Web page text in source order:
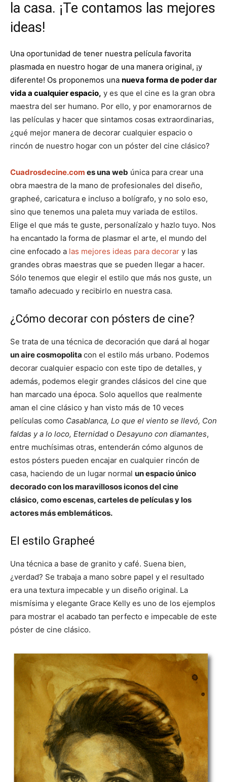
la casa. ¡Te contamos las mejores
ideas!
Una oportunidad de tener nuestra película favorita
plasmada en nuestro hogar de una manera original, ¡y
diferente! Os proponemos una nueva forma de poder dar
vida a cualquier espacio, y es que el cine es la gran obra
maestra del ser humano. Por ello, y por enamorarnos de
las películas y hacer que sintamos cosas extraordinarias,
¿qué mejor manera de decorar cualquier espacio o
rincón de nuestro hogar con un póster del cine clásico?
Cuadrosdecine.com es una web única para crear una
obra maestra de la mano de profesionales del diseño,
grapheé, caricatura e incluso a bolígrafo, y no solo eso,
sino que tenemos una paleta muy variada de estilos.
Elige el que más te guste, personalízalo y hazlo tuyo. Nos
ha encantado la forma de plasmar el arte, el mundo del
cine enfocado a las mejores ideas para decorar y las
grandes obras maestras que se pueden llegar a hacer.
Sólo tenemos que elegir el estilo que más nos guste, un
tamaño adecuado y recibirlo en nuestra casa.
¿Cómo decorar con pósters de cine?
Se trata de una técnica de decoración que dará al hogar
un aire cosmopolita con el estilo más urbano. Podemos
decorar cualquier espacio con este tipo de detalles, y
además, podemos elegir grandes clásicos del cine que
han marcado una época. Solo aquellos que realmente
aman el cine clásico y han visto más de 10 veces
películas como Casablanca, Lo que el viento se llevó, Con
faldas y a lo loco, Eternidad o Desayuno con diamantes,
entre muchísimas otras, entenderán cómo algunos de
estos pósters pueden encajar en cualquier rincón de
casa, haciendo de un lugar normal un espacio único
decorado con los maravillosos iconos del cine
clásico, como escenas, carteles de películas y los
actores más emblemáticos.
El estilo Grapheé
Una técnica a base de granito y café. Suena bien,
¿verdad? Se trabaja a mano sobre papel y el resultado
era una textura impecable y un diseño original. La
mismísima y elegante Grace Kelly es uno de los ejemplos
para mostrar el acabado tan perfecto e impecable de este
póster de cine clásico.